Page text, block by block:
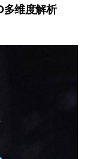
多维度解析